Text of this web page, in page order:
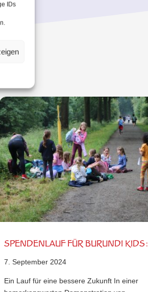
IDs
SPENDENLAUF FÜR BURUNDI KIDS:
7. September 2024
Ein Lauf für eine bessere Zukunft In einer